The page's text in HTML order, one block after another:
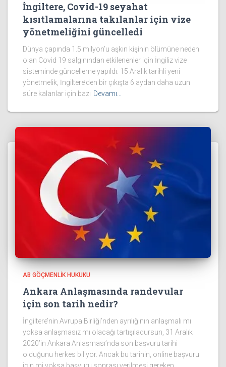
İngiltere, Covid-19 seyahat
kısıtlamalarına takılanlar için vize
yönetmeliğini güncelledi
Dünya çapında 1.5 milyon’u aşkın kişinin ölümüne neden
olan Covid 19 salgınından etkilenenler için İngiliz vize
sisteminde güncelleme yapıldı. 15 Aralık tarihli yeni
yönetmelik, İngiltere’den bir çıkışta 6 aydan daha uzun
süre kalanlar için bazı Devamı…
AB GÖÇMENLIK HUKUKU
Ankara Anlaşmasında randevular
için son tarih nedir?
İngiltere’nin Avrupa Birliği’nden ayrılığının anlaşmalı mı
yoksa anlaşmasız mı olacağı tartışıladursun, 31 Aralık
2020’in Ankara Anlaşması’nda son başvuru tarihi
olduğunu herkes biliyor. Ancak bu tarihin, online başvuru